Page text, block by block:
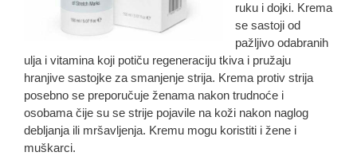
ruku i dojki. Krema
se sastoji od
pažljivo odabranih
ulja i vitamina koji potiču regeneraciju tkiva i pružaju
hranjive sastojke za smanjenje strija. Krema protiv strija
posebno se preporučuje ženama nakon trudnoće i
osobama čije su se strije pojavile na koži nakon naglog
debljanja ili mršavljenja. Kremu mogu koristiti i žene i
muškarci.